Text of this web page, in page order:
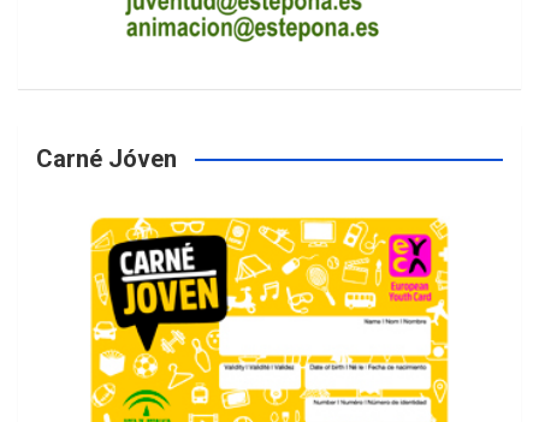
Carné Jóven